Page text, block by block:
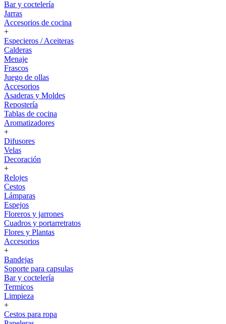
Bar y coctelería
Jarras
Accesorios de cocina
+
Especieros / Aceiteras
Calderas
Menaje
Frascos
Juego de ollas
Accesorios
Asaderas y Moldes
Repostería
Tablas de cocina
Aromatizadores
+
Difusores
Velas
Decoración
+
Relojes
Cestos
Lámparas
Espejos
Floreros y jarrones
Cuadros y portarretratos
Flores y Plantas
Accesorios
+
Bandejas
Soporte para capsulas
Bar y coctelería
Termicos
Limpieza
+
Cestos para ropa